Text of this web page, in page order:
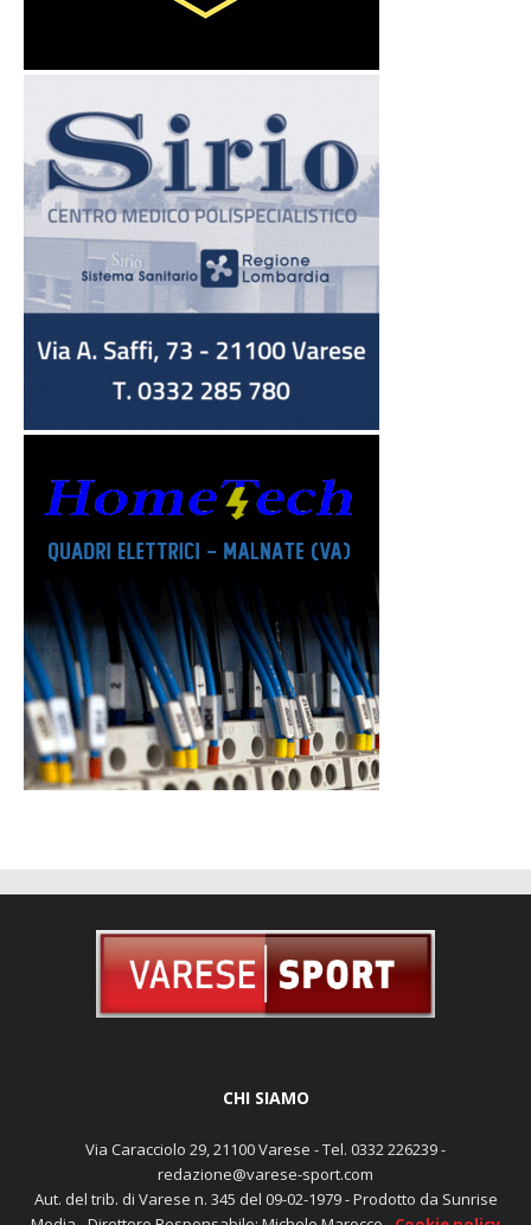
CHI SIAMO
Via Caracciolo 29, 21100 Varese - Tel. 0332 226239 -
redazione@varese-sport.com
Aut. del trib. di Varese n. 345 del 09-02-1979 - Prodotto da Sunrise